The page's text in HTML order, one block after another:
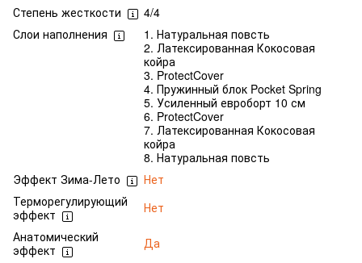
Степень жесткости
4/4
Слои наполнения
1. Натуральная повсть
2. Латексированная Кокосовая
койра
3. ProtectCover
4. Пружинный блок Pocket Spring
5. Усиленный евроборт 10 см
6. ProtectCover
7. Латексированная Кокосовая
койра
8. Натуральная повсть
Эффект Зима-Лето
Нет
Терморегулирующий
эффект
Нет
Анатомический
эффект
Да